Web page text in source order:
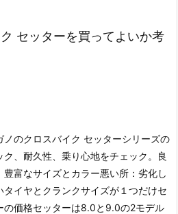
セッターを買ってよいか考
ノのクロスバイク セッターシリーズの
ク、耐久性、乗り心地をチェック。
良
豊富なサイズとカラー悪い所：劣化し
タイヤとクランクサイズが１つだけセ
の価格セッターは8.0と9.0の2モデル